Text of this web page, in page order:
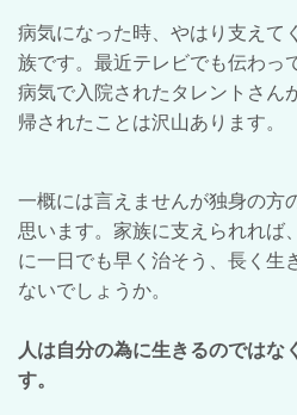
病気になった時、やはり支えて
族です。最近テレビでも伝わっ
病気で入院されたタレントさん
帰されたことは沢山あります。
一概には言えませんが独身の方
思います。家族に支えられれば
に一日でも早く治そう、長く生
ないでしょうか。
人は自分の為に生きるのではな
す。